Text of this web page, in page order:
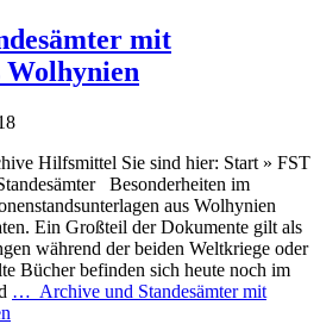
mit
Wolhynien
Hilfsmittel Sie sind hier: Start » FST
Besonderheiten im
aus Wolhynien
Ein Großteil der Dokumente gilt als
während der beiden Weltkriege oder
Bücher befinden sich heute noch im
… Archive und Standesämter mit